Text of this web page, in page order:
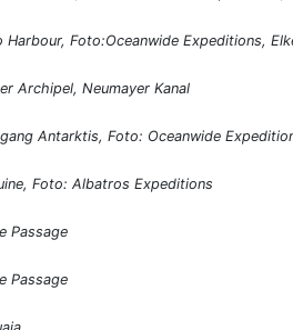
Harbour, Foto:Oceanwide Expeditions,
Archipel, Neumayer Kanal
Antarktis, Foto: Oceanwide
Foto: Albatros Expeditions
Passage
Passage